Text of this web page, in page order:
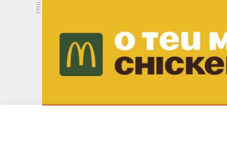
PUB.
Hoje 17ºC 28ºC